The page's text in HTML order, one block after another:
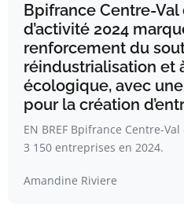
Bpifrance Centre-
d’activité 2024
renforcement du
réindustrialisation et
écologique, avec
pour la création
EN BREF Bpifrance Centre-
3 150 entreprises en 2024.
Amandine Riviere